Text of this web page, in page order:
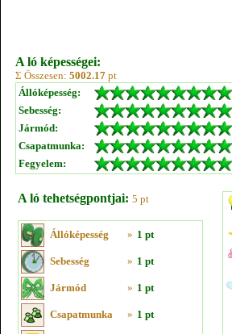
A ló képességei:
Σ Összesen: 5002.17 pt
Állóképesség:
Sebesség:
Jármód:
Csapatmunka:
Fegyelem:
A ló tehetségpontjai: 5 pt
Állóképesség » 1 pt
Sebesség » 1 pt
Jármód » 1 pt
Csapatmunka » 1 pt